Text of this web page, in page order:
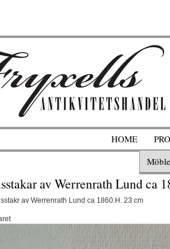
HOME
av Werrenrath Lund ca
av Werrenrath Lund ca 1860.H. 23 cm